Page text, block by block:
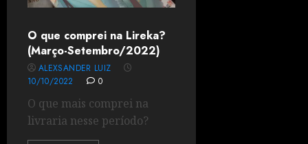
O que comprei na Lireka?
(Março-Setembro/2022)
ALEXSANDER LUIZ
10/10/2022
0
O que mais comprei na
livraria nesse período?